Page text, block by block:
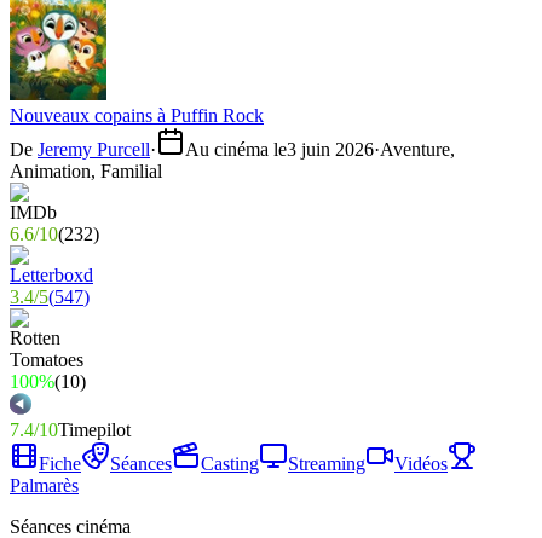
Nouveaux copains à Puffin Rock
De Jeremy Purcell· Au cinéma le3 juin 2026·Aventure,
Animation, Familial
6.6/10(232)
3.4/5(547)
100%(10)
7.4/10Timepilot
Fiche
Séances Casting Streaming
Vidéos
Palmarès
Séances cinéma